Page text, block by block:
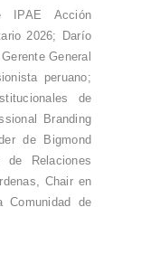
IPAE Acción
2026; Darío
General
peruano;
de
Branding
de Bigmond
de Relaciones
Chair en
Comunidad de